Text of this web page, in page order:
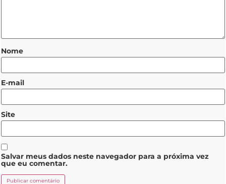
Nome
E-mail
Site
Salvar meus dados neste navegador para a próxima vez
que eu comentar.